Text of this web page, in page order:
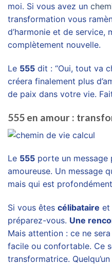
moi. Si vous avez un
transformation vous
d’harmonie et de service,
complètement nouvelle.
Le 555 dit : “Oui, tout va
créera finalement plus
de paix dans votre vie.
555 en amour :
Le 555 porte un
amoureuse. Un message
mais qui est
Si vous êtes célibataire et
préparez-vous. Une
Mais attention : ce ne
facile ou confortable. Ce
transformatrice.